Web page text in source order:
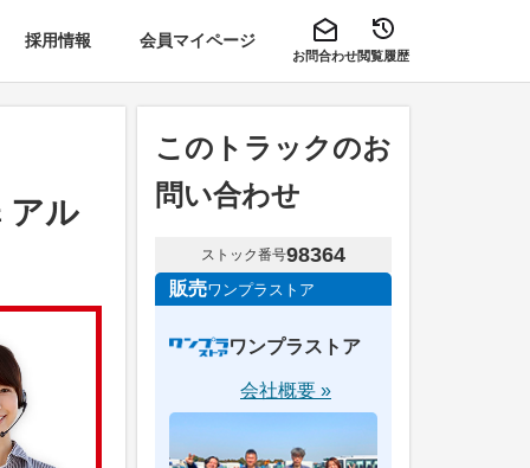
採用情報 会員マイページ
お問合わせ閲覧履歴
アル
このトラックのお
問い合わせ
ストック番号98364
販売ワンプラストア
ワンプラストア
会社概要 »